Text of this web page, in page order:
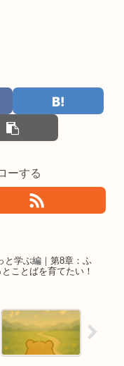
ーする
と学ぶ編｜第8章：ふ
ことばを育てたい！